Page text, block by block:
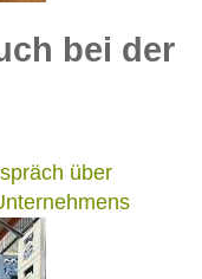
bei der
über